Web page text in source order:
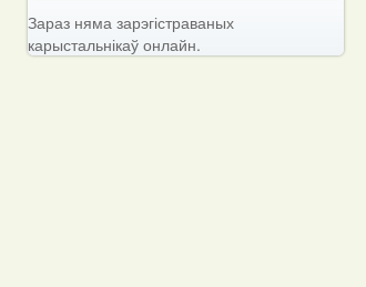
Зараз няма зарэгістраваных
карыстальнікаў онлайн.